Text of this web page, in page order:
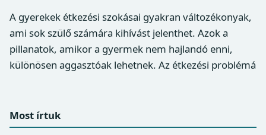
A gyerekek étkezési szokásai gyakran változékonyak,
ami sok szülő számára kihívást jelenthet. Azok a
pillanatok, amikor a gyermek nem hajlandó enni,
különösen aggasztóak lehetnek. Az étkezési problémá
Most írtuk